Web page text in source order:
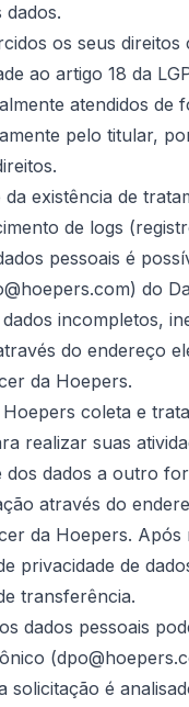
dados.
os seus
ao artigo 18 da
atendidos de
pelo titular,
existência de
de logs
pessoais é
do
incompletos,
do endereço
da Hoepers.
coleta e
realizar suas
dos dados a outro
através do
da Hoepers.
privacidade de
transferência.
dados pessoais
solicitação é